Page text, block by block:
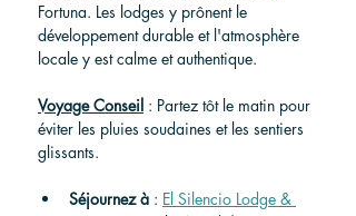
Fortuna. Les lodges y prônent le
développement durable et l'atmosphère
locale y est calme et authentique.
Voyage Conseil : Partez tôt le matin pour
éviter les pluies soudaines et les sentiers
glissants.
Séjournez à : El Silencio Lodge &